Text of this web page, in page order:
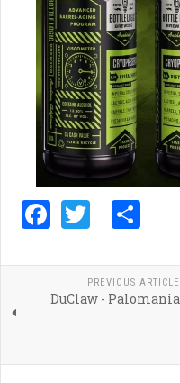
Facebook
Twitter
PREVIOUS ARTICLE
DuClaw - Palomania